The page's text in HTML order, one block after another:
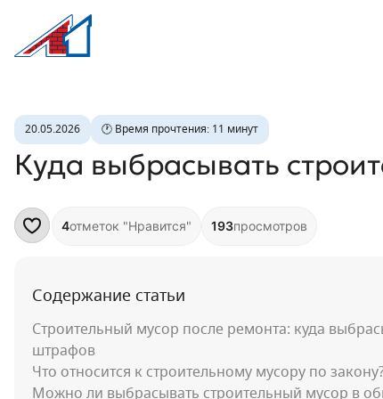
Л1 Строительная компания №1
Куда выбрасывать строительный
20.05.2026 🕐 Время прочтения: 11 минут
Куда выбрасывать
Избранное
4отметок "Нравится" 193просмотров
Содержание статьи
Строительный мусор после ремонта: куда
штрафов
Что относится к строительному мусору по
Можно ли выбрасывать строительный мусор в